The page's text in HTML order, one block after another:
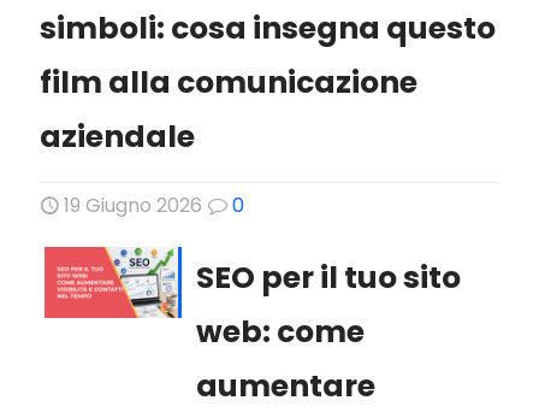
simboli: cosa insegna questo
film alla comunicazione
aziendale
19 Giugno 2026 0
SEO per il tuo sito
web: come
aumentare